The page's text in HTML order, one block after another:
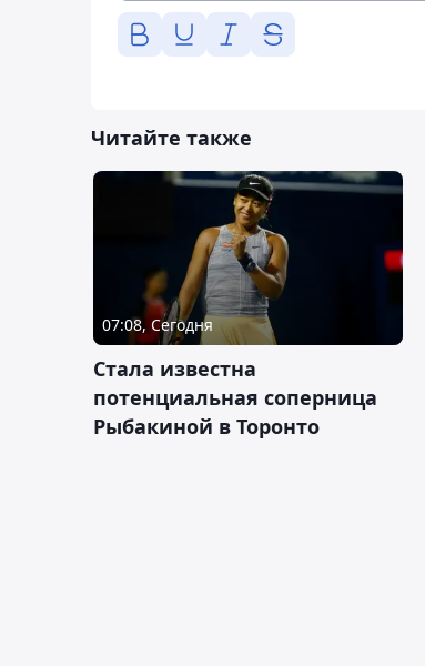
Читайте также
07:08, Сегодня
Cтала известна
потенциальная соперница
Рыбакиной в Торонто